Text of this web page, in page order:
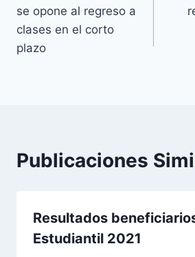
se opone al regreso a
clases en el corto
plazo
Publicaciones
Resultados
Estudiantil 2021